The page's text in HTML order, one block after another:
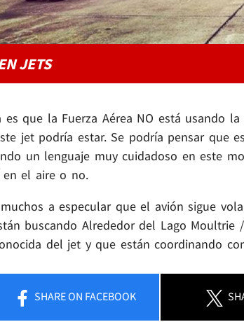
JETS
es que la Fuerza Aérea NO está usando
jet podría estar. Se podría pensar que
un lenguaje muy cuidadoso en este
en el aire o no.
a especular que el avión sigue
buscando Alrededor del Lago Moultrie
del jet y que están coordinando
SHAREON FACEBOOK